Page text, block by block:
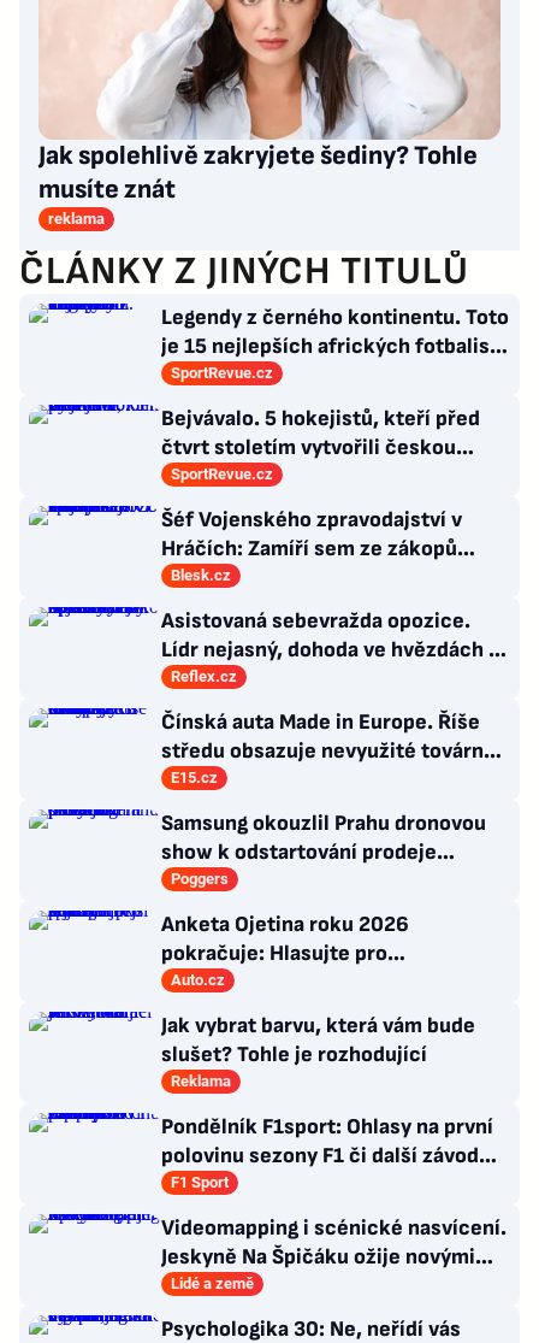
Jak spolehlivě zakryjete šediny? Tohle
musíte znát
reklama
ČLÁNKY Z JINÝCH TITULŮ
Legendy z černého kontinentu. Toto
je 15 nejlepších afrických fotbalistů
všech dob
SportRevue.cz
Bejvávalo. 5 hokejistů, kteří před
čtvrt stoletím vytvořili českou
kolonii v Ottawě
SportRevue.cz
Šéf Vojenského zpravodajství v
Hráčích: Zamíří sem ze zákopů
desetitisíce Ukrajinců! Co s nimi?
Blesk.cz
Asistovaná sebevražda opozice.
Lídr nejasný, dohoda ve hvězdách a
Antibabiš by musel být jako Spider-
Man
Reflex.cz
Čínská auta Made in Europe. Říše
středu obsazuje nevyužité továrny
evropských rivalů
E15.cz
Samsung okouzlil Prahu dronovou
show k odstartování prodeje
nových produktů
Poggers
Anketa Ojetina roku 2026
pokračuje: Hlasujte pro
nejúspornější spalovací auto!
Auto.cz
Jak vybrat barvu, která vám bude
slušet? Tohle je rozhodující
Reklama
Pondělník F1sport: Ohlasy na první
polovinu sezony F1 či další závod
Romana Staňka v Japonsku
F1 Sport
Videomapping i scénické nasvícení.
Jeskyně Na Špičáku ožije novými
technologiemi
Lidé a země
Psychologika 30: Ne, neřídí vás